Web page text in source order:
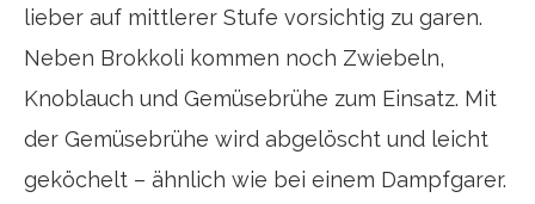
lieber auf mittlerer Stufe vorsichtig zu garen.
Neben Brokkoli kommen noch Zwiebeln,
Knoblauch und Gemüsebrühe zum Einsatz. Mit
der Gemüsebrühe wird abgelöscht und leicht
geköchelt – ähnlich wie bei einem Dampfgarer.